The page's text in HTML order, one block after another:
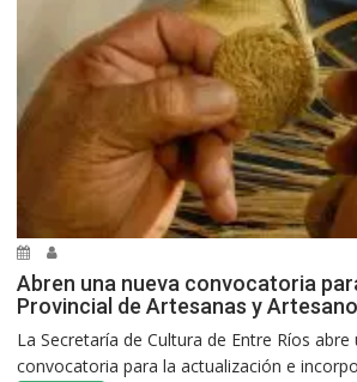
Abren una nueva convocatoria
Provincial de Artesanas y
La Secretaría de Cultura de Entre Ríos abre
convocatoria para la actualización e